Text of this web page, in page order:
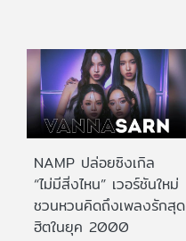
NAMP ปล่อยซิงเกิล
“ไม่มีสิ่งไหน” เวอร์ชันใหม่
ชวนหวนคิดถึงเพลงรักสุด
ฮิตในยุค 2000